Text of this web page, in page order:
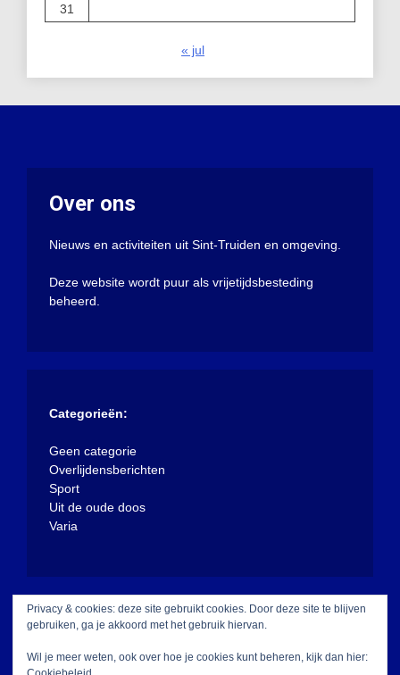
31
« jul
Over ons
Nieuws en activiteiten uit Sint-Truiden en omgeving.
Deze website wordt puur als vrijetijdsbesteding
beheerd.
Categorieën:
Geen categorie
Overlijdensberichten
Sport
Uit de oude doos
Varia
Privacy & cookies: deze site gebruikt cookies. Door deze site te blijven
gebruiken, ga je akkoord met het gebruik hiervan.
Wil je meer weten, ook over hoe je cookies kunt beheren, kijk dan hier: